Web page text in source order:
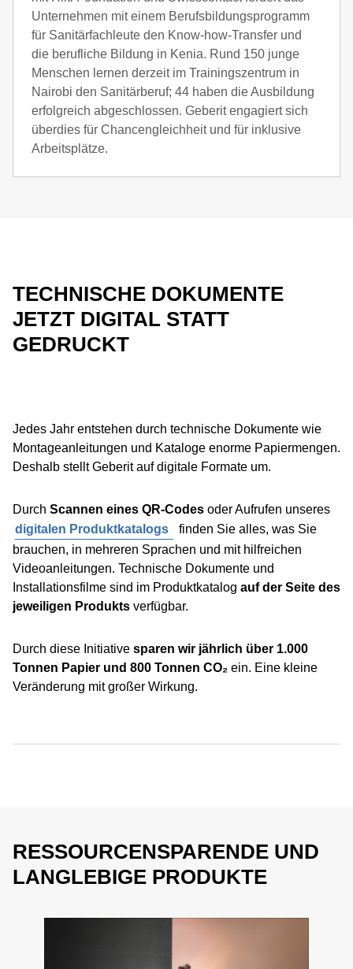
Unternehmen mit einem Berufsbildungsprogramm
für Sanitärfachleute den Know-how-Transfer und
die berufliche Bildung in Kenia. Rund 150 junge
Menschen lernen derzeit im Trainingszentrum in
Nairobi den Sanitärberuf; 44 haben die Ausbildung
erfolgreich abgeschlossen. Geberit engagiert sich
überdies für Chancengleichheit und für inklusive
Arbeitsplätze.
TECHNISCHE DOKUMENTE
JETZT DIGITAL STATT
GEDRUCKT
Jedes Jahr entstehen durch technische Dokumente wie
Montageanleitungen und Kataloge enorme Papiermengen.
Deshalb stellt Geberit auf digitale Formate um.
Durch Scannen eines QR-Codes oder Aufrufen unseres
digitalen Produktkatalogs
finden Sie alles, was Sie
brauchen, in mehreren Sprachen und mit hilfreichen
Videoanleitungen. Technische Dokumente und
Installationsfilme sind im Produktkatalog auf der Seite des
jeweiligen Produkts verfügbar.
Durch diese Initiative sparen wir jährlich über 1.000
Tonnen Papier und 800 Tonnen CO₂ ein. Eine kleine
Veränderung mit großer Wirkung.
RESSOURCENSPARENDE UND
LANGLEBIGE PRODUKTE